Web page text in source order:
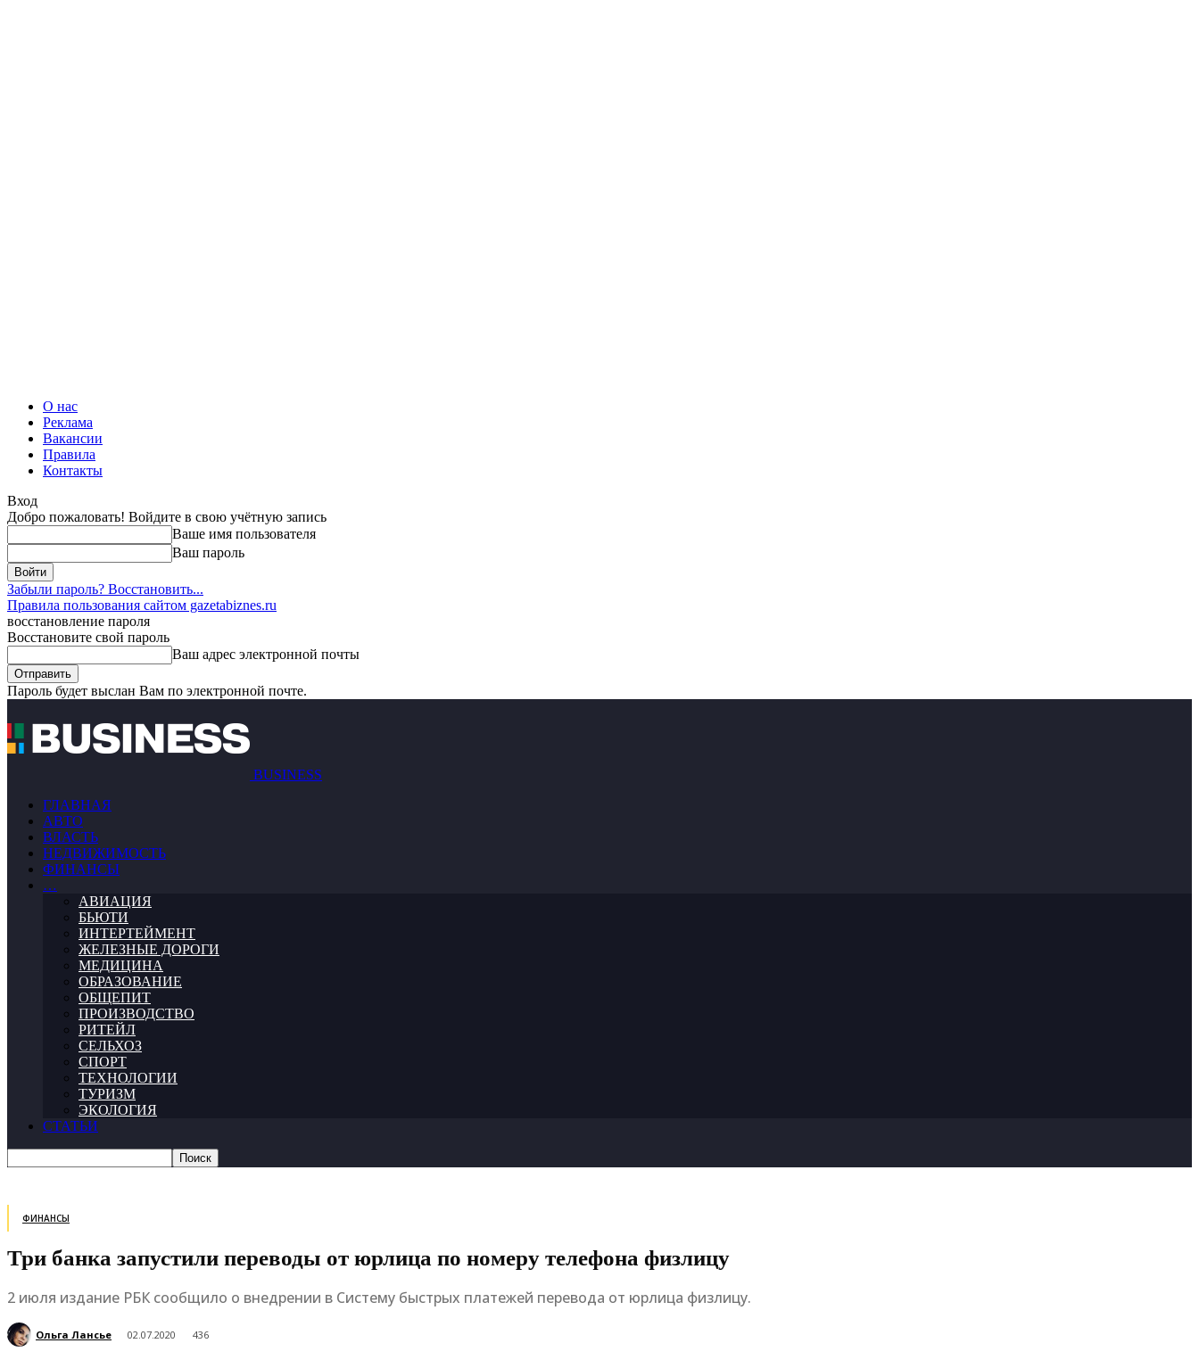
О нас
Реклама
Вакансии
Правила
Контакты
Вход
Добро пожаловать! Войдите в свою учётную запись
Ваше имя пользователя
Ваш пароль
Забыли пароль? Восстановить...
Правила пользования сайтом gazetabiznes.ru
восстановление пароля
Восстановите свой пароль
Ваш адрес электронной почты
Пароль будет выслан Вам по электронной почте.
BUSINESS
ГЛАВНАЯ
АВТО
ВЛАСТЬ
НЕДВИЖИМОСТЬ
ФИНАНСЫ
…
АВИАЦИЯ
БЬЮТИ
ИНТЕРТЕЙМЕНТ
ЖЕЛЕЗНЫЕ ДОРОГИ
МЕДИЦИНА
ОБРАЗОВАНИЕ
ОБЩЕПИТ
ПРОИЗВОДСТВО
РИТЕЙЛ
СЕЛЬХОЗ
СПОРТ
ТЕХНОЛОГИИ
ТУРИЗМ
ЭКОЛОГИЯ
СТАТЬИ
ФИНАНСЫ
Три банка запустили переводы от юрлица по номеру телефона физлицу
2 июля издание РБК сообщило о внедрении в Систему быстрых платежей перевода от юрлица физлицу.
Ольга Лансье 02.07.2020 436